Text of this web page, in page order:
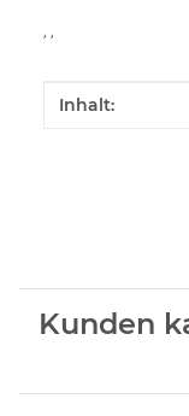
, ,
Wert
Inhalt:
Kunden